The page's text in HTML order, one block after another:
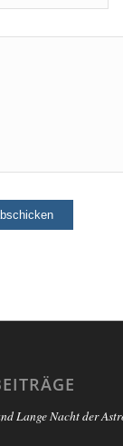
Lange Nacht der